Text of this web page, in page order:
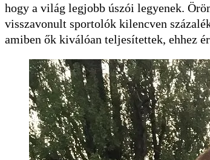
hogy a világ legjobb úszói legyenek.
visszavonult sportolók kilencven
amiben ők kiválóan teljesítettek, ehhez